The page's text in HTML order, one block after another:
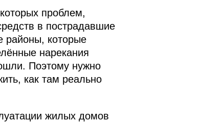
проблем,
в пострадавшие
районы, которые
нарекания
Поэтому нужно
как там реально
жилых домов